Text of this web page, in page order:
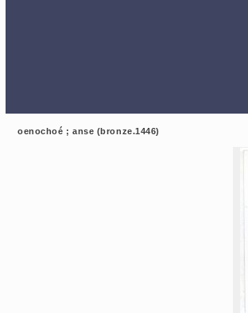
oenochoé ; anse (bronze.1446)